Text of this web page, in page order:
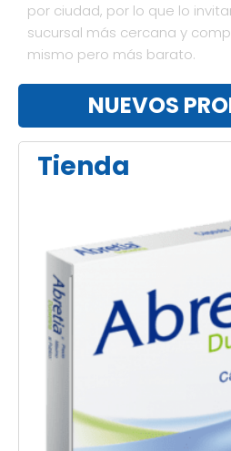
por ciudad, por lo que lo
sucursal más cercana y
mismo pero más barato.
NUEVOS
Tienda